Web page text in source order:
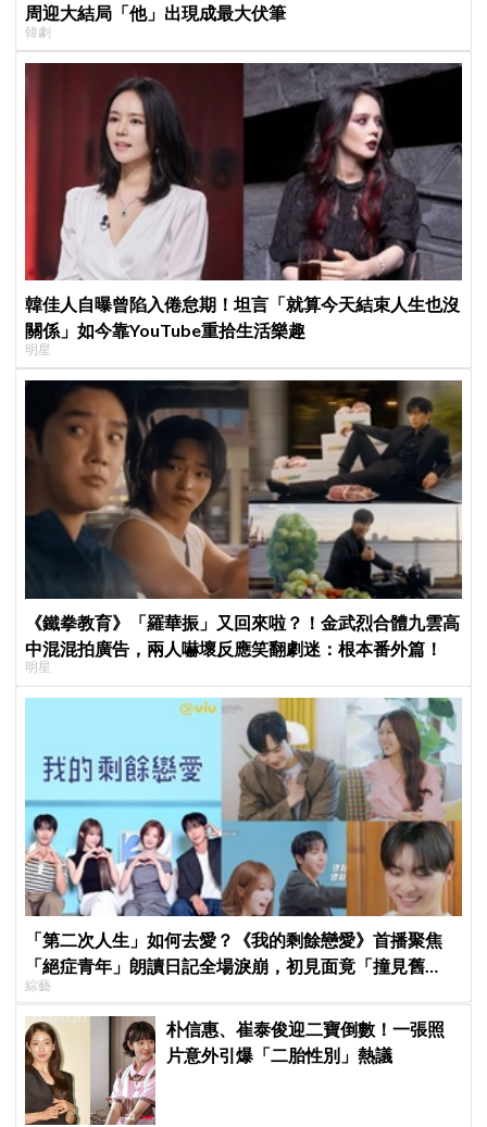
周迎大結局「他」出現成最大伏筆
韓劇
韓佳人自曝曾陷入倦怠期！坦言「就算今天結束人生也沒
關係」如今靠YouTube重拾生活樂趣
明星
《鐵拳教育》「羅華振」又回來啦？！金武烈合體九雲高
中混混拍廣告，兩人嚇壞反應笑翻劇迷：根本番外篇！
明星
「第二次人生」如何去愛？《我的剩餘戀愛》首播聚焦
「絕症青年」朗讀日記全場淚崩，初見面竟「撞見舊
識」！
綜藝
朴信惠、崔泰俊迎二寶倒數！一張照
片意外引爆「二胎性別」熱議